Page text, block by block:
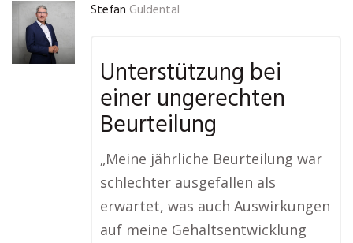
Stefan Guldental
Unterstützung bei
einer ungerechten
Beurteilung
„Meine jährliche Beurteilung war
schlechter ausgefallen als
erwartet, was auch Auswirkungen
auf meine Gehaltsentwicklung